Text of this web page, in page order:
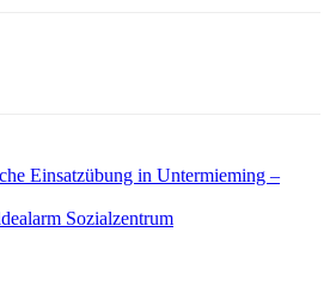
Einsatzübung in Untermieming –
Sozialzentrum